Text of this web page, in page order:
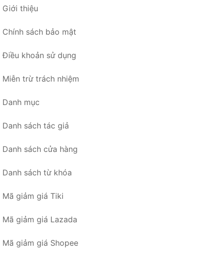
Giới thiệu
Chính sách bảo mật
Điều khoản sử dụng
Miễn trừ trách nhiệm
Danh mục
Danh sách tác giả
Danh sách cửa hàng
Danh sách từ khóa
Mã giảm giá Tiki
Mã giảm giá Lazada
Mã giảm giá Shopee